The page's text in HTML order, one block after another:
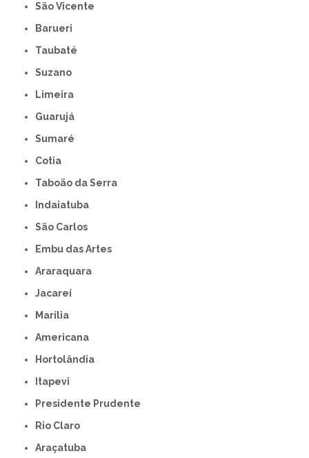
São Vicente
Barueri
Taubaté
Suzano
Limeira
Guarujá
Sumaré
Cotia
Taboão da Serra
Indaiatuba
São Carlos
Embu das Artes
Araraquara
Jacareí
Marília
Americana
Hortolândia
Itapevi
Presidente Prudente
Rio Claro
Araçatuba